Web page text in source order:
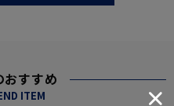
おすすめ
ITEM